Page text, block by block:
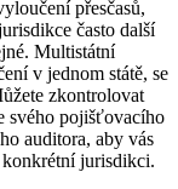
přesčasů,
často další
Multistátní
v jednom státě, se
zkontrolovat
svého pojišťovacího
auditora, aby vás
jurisdikci.